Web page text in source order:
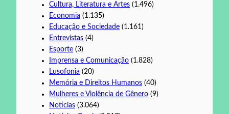
Cultura, Literatura e Artes (1.496)
Economia (1.135)
Educação e Sociedade (1.161)
Entrevistas (4)
Esporte (3)
Imprensa e Comunicação (1.828)
Lusofonia (20)
Memória e Direitos Humanos (40)
Mulheres e Violência de Gênero (9)
Noticias (3.064)